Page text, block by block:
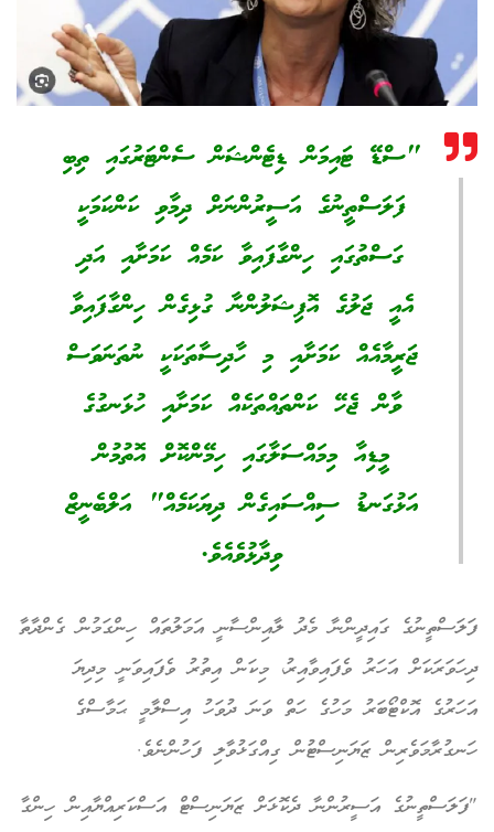
"ސްޑޭ ޓައިމަން ޑިޓެންޝަން ސެންޓަރުގައި ތިބި
ފަލަސްތީނުގެ އަސީރުންނަށް ދިމާވި ކަންކަމަކީ
ގަސްތުގައި ހިންގާފައިވާ ކަމެއް ކަމަށާއި އަދި
އެއީ ޖަލުގެ އޮފިޝަލުންނާ ގުޅިގެން ހިންގާފައިވާ
ޖަރީމާއެއް ކަމަށާއި މި ހާދިސާތަކަކީ ނުތަނަވަސް
ވާން ޖެހޭ ކަންތައްތަކެއް ކަމަށާއި ހުޅަނގުގެ
މީޑިއާ މިމައްސަލާގައި ހިމޭންކޮށް އޮތުމުން
އަޅުގަނޑު ސިއްސައިގެން ދިޔަކަމެއް" އަލްބެނީޒް
ވިދާޅުވެއެވެ.
ފަލަސްތީނުގެ ގައިދީންނާ މެދު ލާއިންސާނީ އަމަލުތައް ހިންގަމުން ގެންދާތާ
ދިހަވަރަކަށް އަހަރު ވެފައިވާއިރު، މިކަން އިތުރު ވެފައިވަނީ މިދިޔަ
އަހަރުގެ އޮކްޓޯބަރު މަހުގެ ހަތް ވަނަ ދުވަހު އިސްލާމީ ޙަމާސްގެ
ހަނގުރާމަވެރިން ޒަޔަނިސްޓުން ގިއްގަޅުވާލި ފަހުންނެވެ.
"ފަލަސްތީނުގެ އަސީރުންނާ ދެކޮޅަށް ޒަޔަނިސްޓް އަސްކަރިއްޔާއިން ހިންގާ